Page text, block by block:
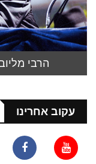
הרבי
עקוב אחרינו